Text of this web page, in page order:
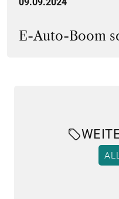
E-Auto-Boom